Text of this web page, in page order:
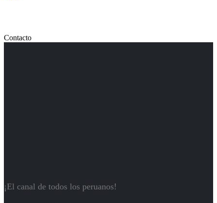
Contacto
¡El canal de todos los peruanos!